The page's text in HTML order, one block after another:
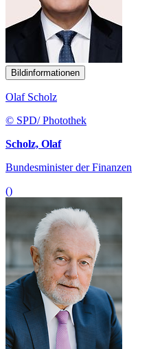
Bildinformationen
Olaf Scholz
© SPD/ Photothek
Scholz, Olaf
Bundesminister der Finanzen
()